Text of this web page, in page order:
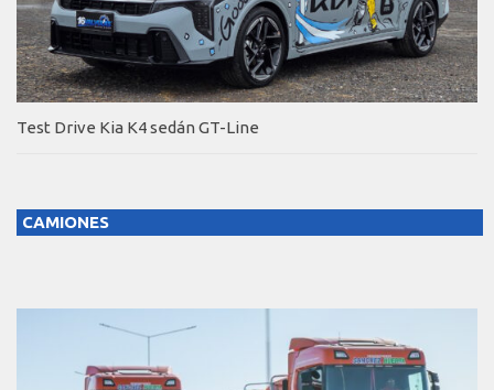
Test Drive Kia K4 sedán GT-Line
CAMIONES